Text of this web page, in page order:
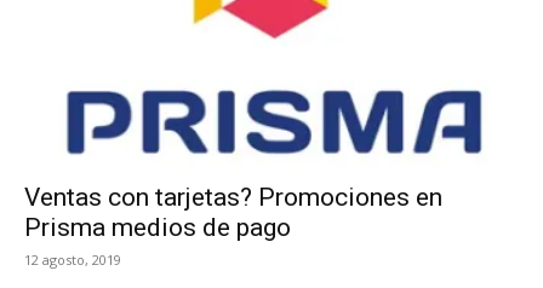
Ventas con tarjetas? Promociones en
Prisma medios de pago
12 agosto, 2019